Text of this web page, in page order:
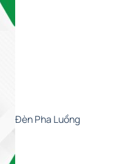
Đèn Pha Luồng